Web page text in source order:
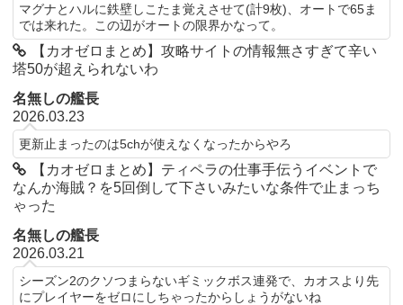
マグナとハルに鉄壁しこたま覚えさせて(計9枚)、オートで65ま
では来れた。この辺がオートの限界かなって。
【カオゼロまとめ】攻略サイトの情報無さすぎて辛い
塔50が超えられないわ
名無しの艦長
2026.03.23
更新止まったのは5chが使えなくなったからやろ
【カオゼロまとめ】ティペラの仕事手伝うイベントで
なんか海賊？を5回倒して下さいみたいな条件で止まっち
ゃった
名無しの艦長
2026.03.21
シーズン2のクソつまらないギミックボス連発で、カオスより先
にプレイヤーをゼロにしちゃったからしょうがないね